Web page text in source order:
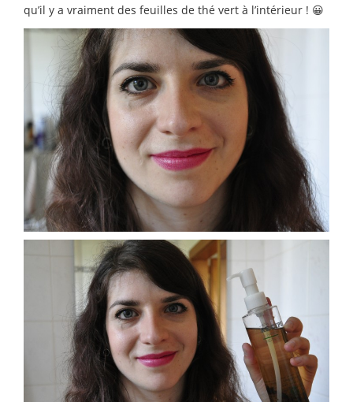
qu’il y a vraiment des feuilles de thé vert à l’intérieur ! 😀